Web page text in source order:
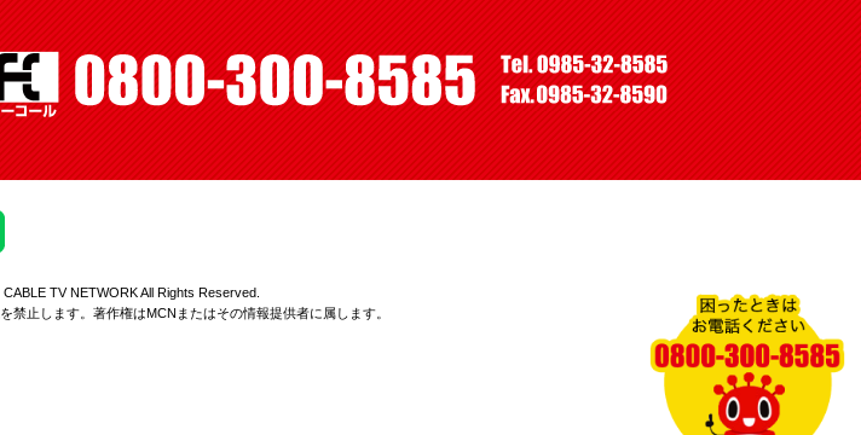
CABLE TV NETWORK All Rights Reserved.
禁止します。著作権はMCNまたはその情報提供者に属します。